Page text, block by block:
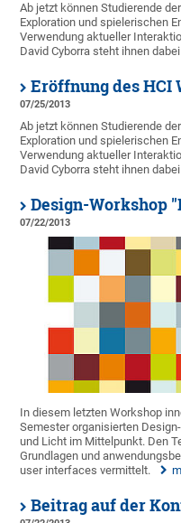
Ab jetzt können Studierende
Exploration und spielerischen
Verwendung aktueller
David Cyborra steht ihnen
Eröffnung des HCI
07/25/2013
Ab jetzt können Studierende
Exploration und spielerischen
Verwendung aktueller
David Cyborra steht ihnen
Design-Workshop
07/22/2013
In diesem letzten Workshop
Semester organisierten
und Licht im Mittelpunkt. Den
Grundlagen und
user interfaces vermittelt.
Beitrag auf der